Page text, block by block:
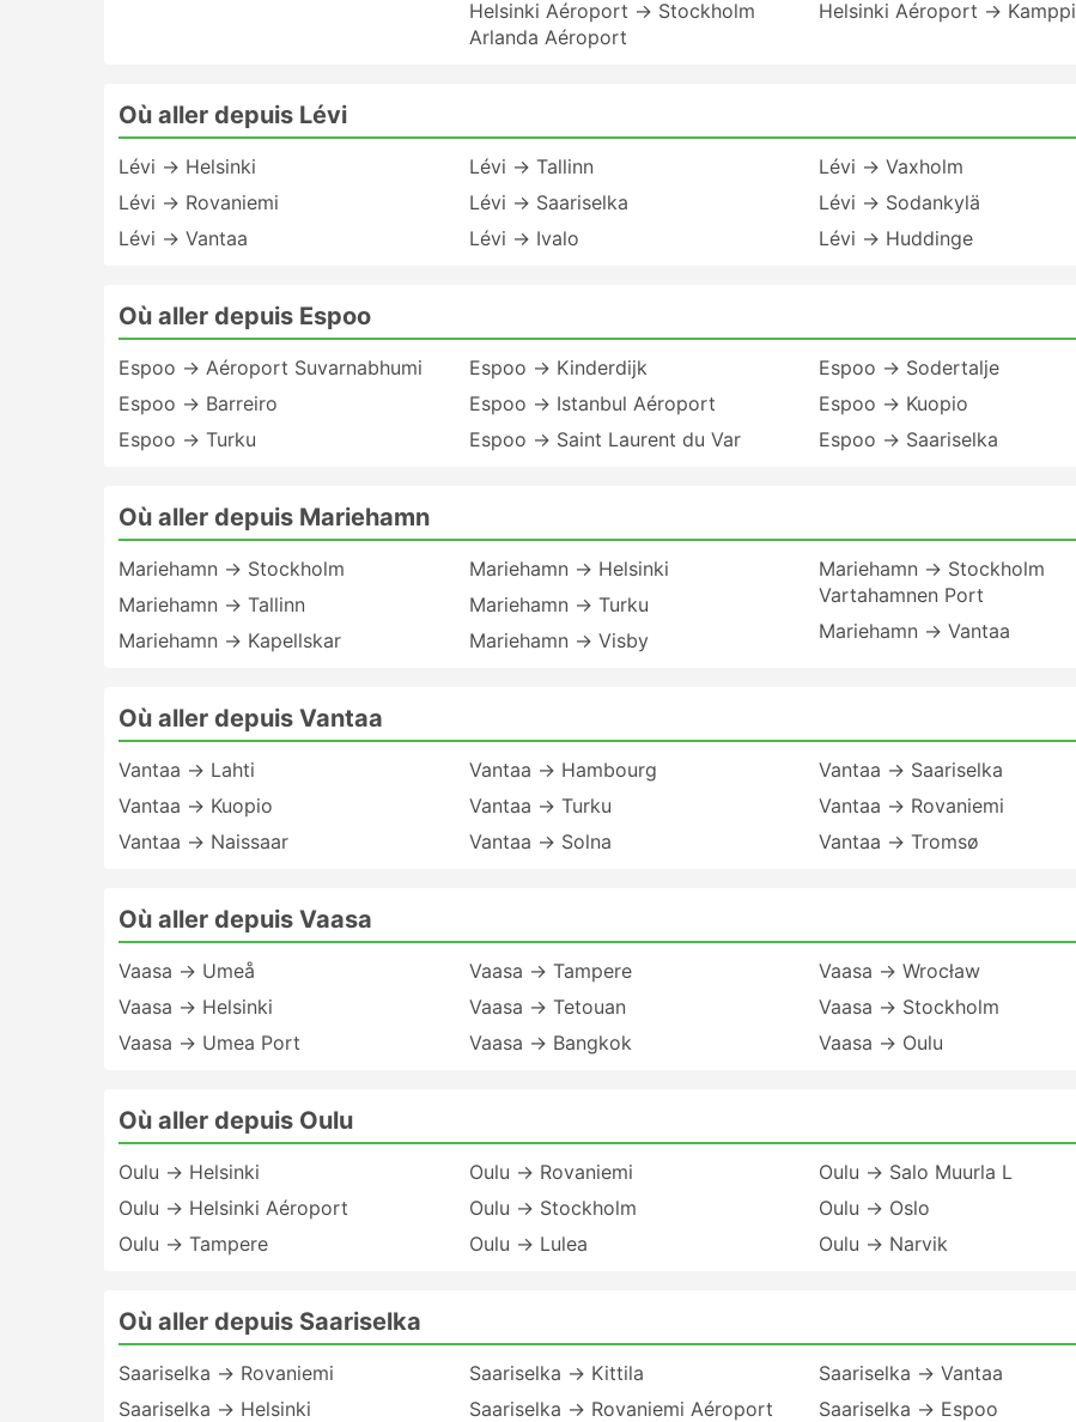
Helsinki Aéroport → Stockholm
Arlanda Aéroport
Helsinki Aéroport → Kamppi
Où aller depuis Lévi
Lévi → Helsinki
Lévi → Rovaniemi
Lévi → Vantaa
Lévi → Tallinn
Lévi → Saariselka
Lévi → Ivalo
Lévi → Vaxholm
Lévi → Sodankylä
Lévi → Huddinge
Où aller depuis Espoo
Espoo → Aéroport Suvarnabhumi
Espoo → Barreiro
Espoo → Turku
Espoo → Kinderdijk
Espoo → Istanbul Aéroport
Espoo → Saint Laurent du Var
Espoo → Sodertalje
Espoo → Kuopio
Espoo → Saariselka
Où aller depuis Mariehamn
Mariehamn → Stockholm
Mariehamn → Tallinn
Mariehamn → Kapellskar
Mariehamn → Helsinki
Mariehamn → Turku
Mariehamn → Visby
Mariehamn → Stockholm
Vartahamnen Port
Mariehamn → Vantaa
Où aller depuis Vantaa
Vantaa → Lahti
Vantaa → Kuopio
Vantaa → Naissaar
Vantaa → Hambourg
Vantaa → Turku
Vantaa → Solna
Vantaa → Saariselka
Vantaa → Rovaniemi
Vantaa → Tromsø
Où aller depuis Vaasa
Vaasa → Umeå
Vaasa → Helsinki
Vaasa → Umea Port
Vaasa → Tampere
Vaasa → Tetouan
Vaasa → Bangkok
Vaasa → Wrocław
Vaasa → Stockholm
Vaasa → Oulu
Où aller depuis Oulu
Oulu → Helsinki
Oulu → Helsinki Aéroport
Oulu → Tampere
Oulu → Rovaniemi
Oulu → Stockholm
Oulu → Lulea
Oulu → Salo Muurla L
Oulu → Oslo
Oulu → Narvik
Où aller depuis Saariselka
Saariselka → Rovaniemi
Saariselka → Helsinki
Saariselka → Kittila
Saariselka → Rovaniemi Aéroport
Saariselka → Vantaa
Saariselka → Espoo